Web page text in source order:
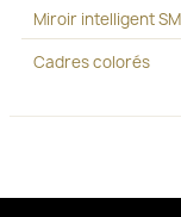
Miroir intelligent
Cadres colorés